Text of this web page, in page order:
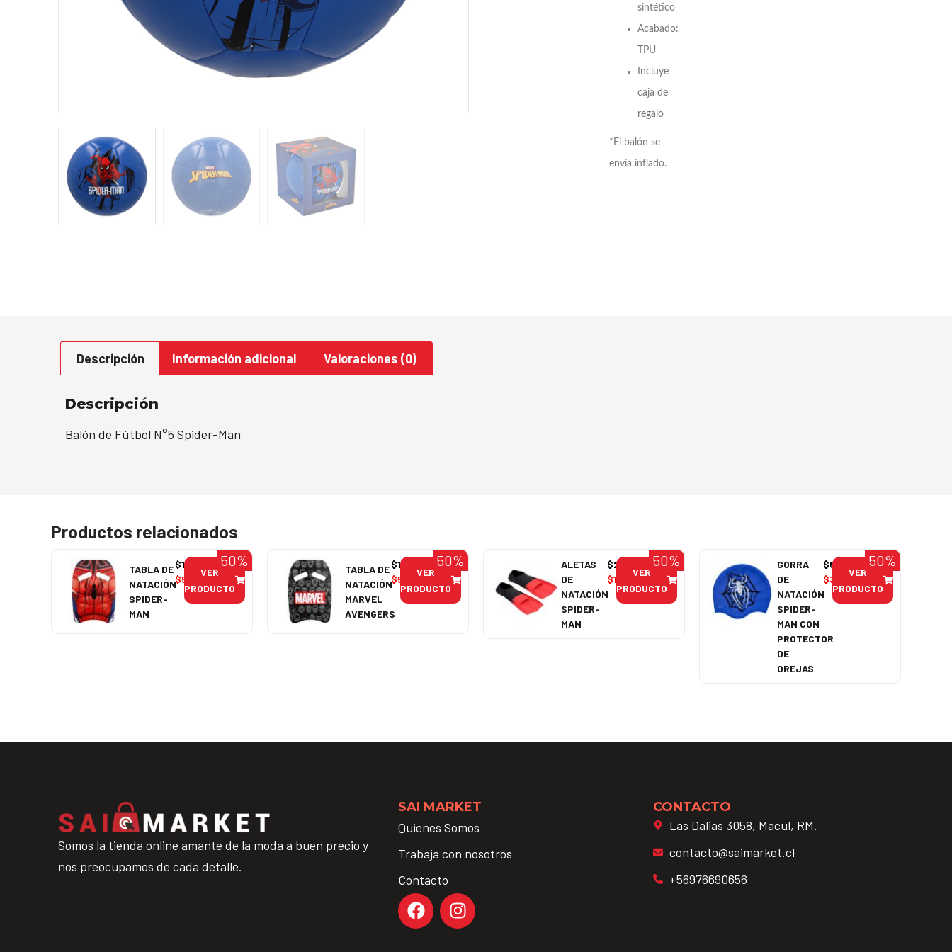
sintético
Acabado:
TPU
Incluye
caja de
regalo
*El balón se
envía inflado.
Descripción Información adicional Valoraciones (0)
Descripción
Balón de Fútbol N°5 Spider-Man
Productos relacionados
50%
TABLA DE
NATACIÓN
SPIDER-
MAN
$11.990
$5.995
VER
PRODUCTO
50%
TABLA DE
NATACIÓN
MARVEL
AVENGERS
$11.990
$5.995
VER
PRODUCTO
50%
ALETAS
DE
NATACIÓN
SPIDER-
MAN
$29.990
$14.995
VER
PRODUCTO
50%
GORRA
DE
NATACIÓN
SPIDER-
MAN CON
PROTECTOR
DE
OREJAS
$6.990
$3.495
VER
PRODUCTO
Somos la tienda online amante de la moda a buen precio y
nos preocupamos de cada detalle.
SAI MARKET
Quienes Somos
Trabaja con nosotros
Contacto
CONTACTO
Las Dalias 3058, Macul, RM.
contacto@saimarket.cl
+56976690656